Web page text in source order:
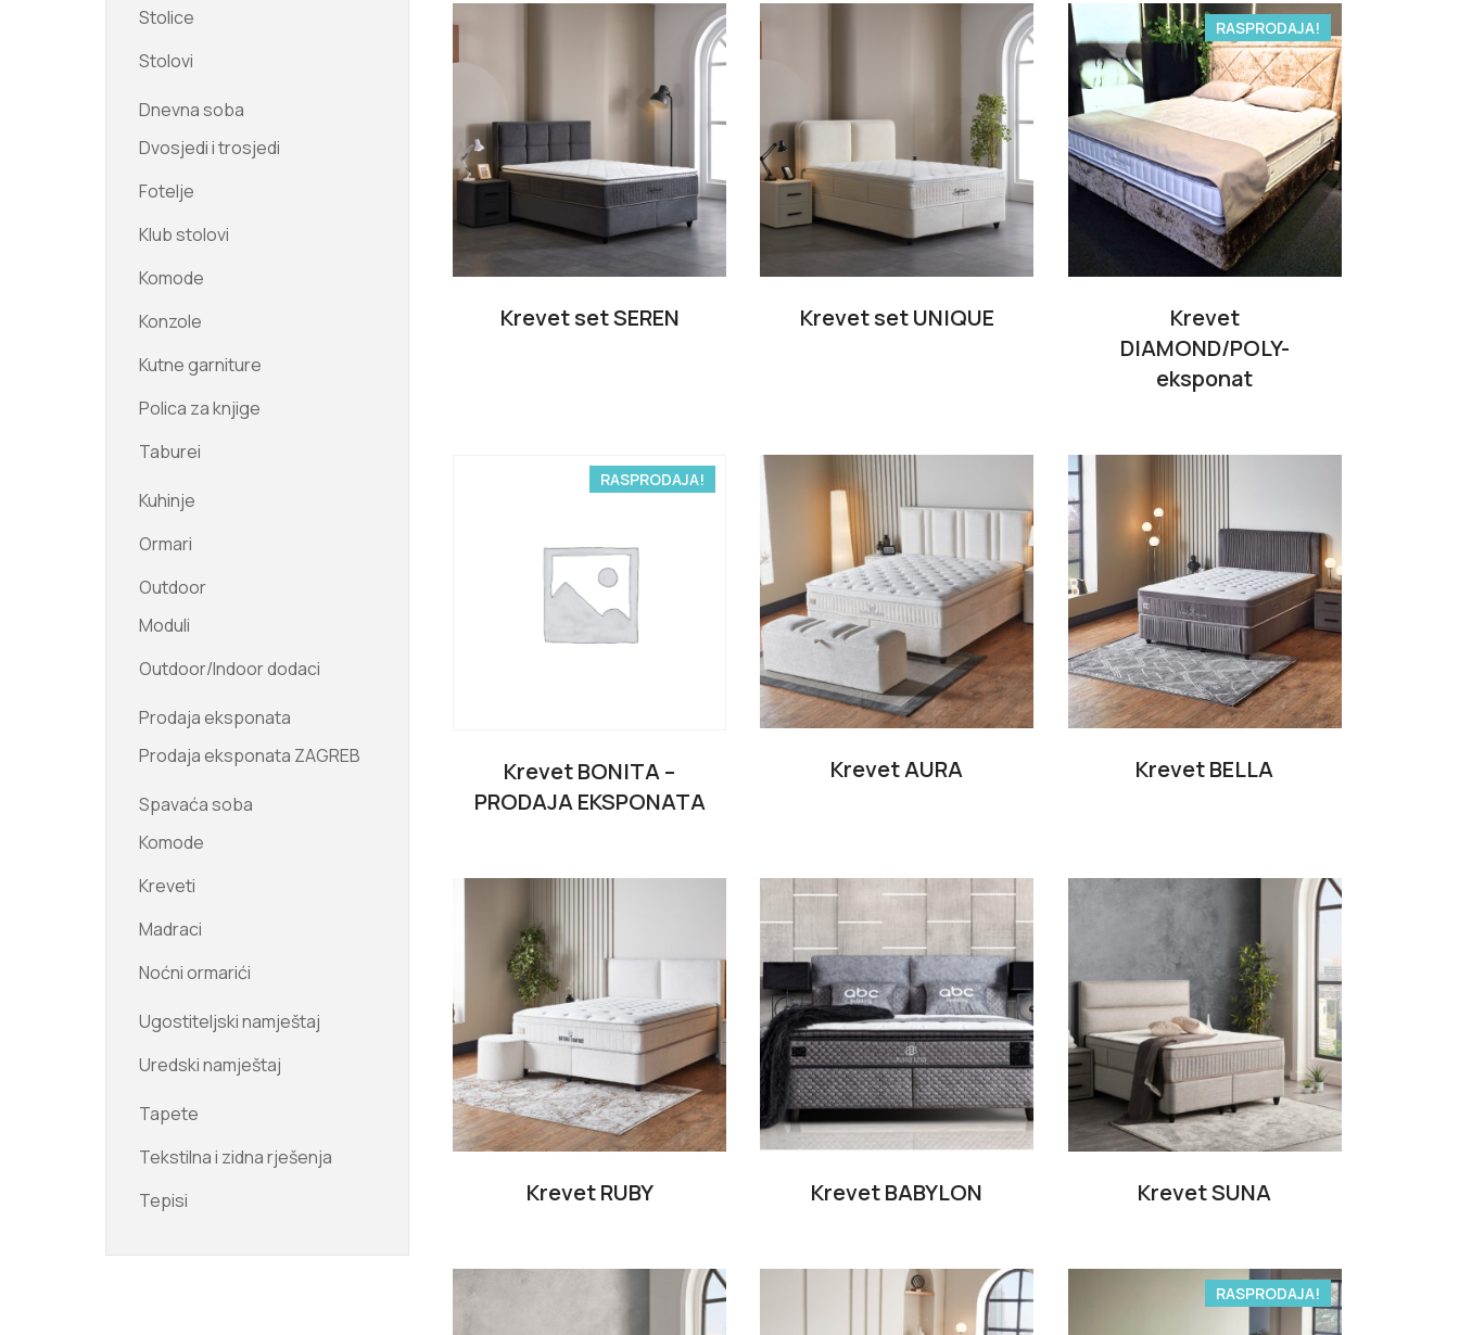
Krevet set SEREN Krevet set UNIQUE
RASPRODAJA!
Krevet
DIAMOND/POLY-
eksponat
RASPRODAJA!
Krevet BONITA –
PRODAJA EKSPONATA
Krevet AURA Krevet BELLA
Krevet RUBY Krevet BABYLON Krevet SUNA
RASPRODAJA!
Stolice
Stolovi
Dnevna soba
Dvosjedi i trosjedi
Fotelje
Klub stolovi
Komode
Konzole
Kutne garniture
Polica za knjige
Taburei
Kuhinje
Ormari
Outdoor
Moduli
Outdoor/Indoor dodaci
Prodaja eksponata
Prodaja eksponata ZAGREB
Spavaća soba
Komode
Kreveti
Madraci
Noćni ormarići
Ugostiteljski namještaj
Uredski namještaj
Tapete
Tekstilna i zidna rješenja
Tepisi